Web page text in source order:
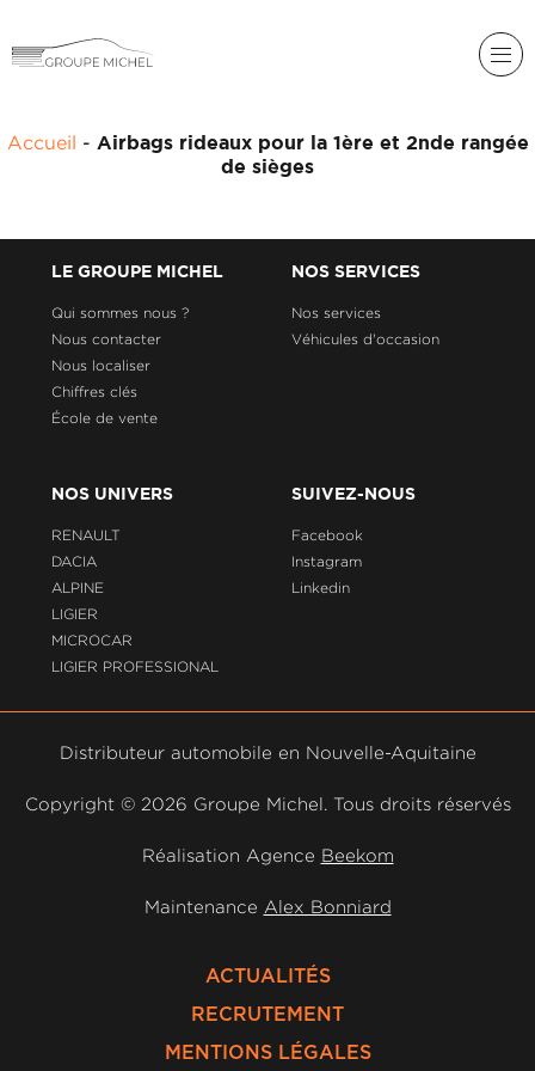
DACIA
LIGIER
PROFESSIONAL
MICHEL
HISTORIQUE
DU
MICHEL
Accueil - Airbags rideaux pour la 1ère et 2nde rangée
de sièges
LE GROUPE MICHEL
Qui sommes nous ?
Nous contacter
Nous localiser
Chiffres clés
École de vente
NOS SERVICES
Nos services
Véhicules d'occasion
NOS UNIVERS
RENAULT
DACIA
ALPINE
LIGIER
MICROCAR
LIGIER PROFESSIONAL
SUIVEZ-NOUS
Facebook
Instagram
Linkedin
Distributeur automobile en Nouvelle-Aquitaine
Copyright © 2026 Groupe Michel. Tous droits réservés
Réalisation Agence Beekom
Maintenance Alex Bonniard
ACTUALITÉS
RECRUTEMENT
MENTIONS LÉGALES